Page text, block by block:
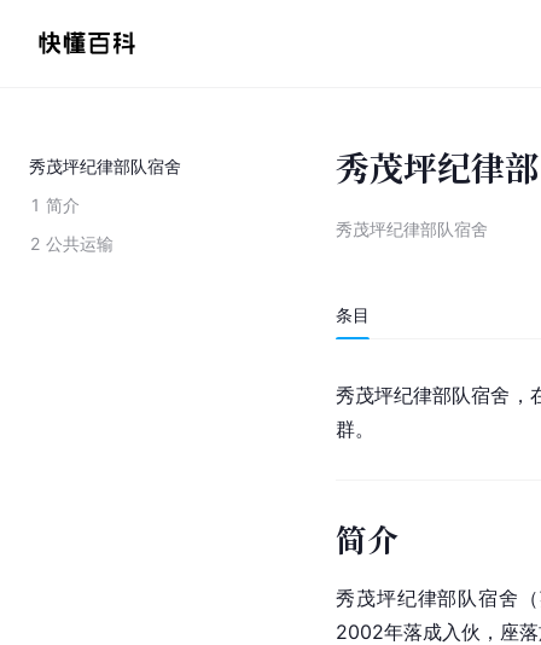
秀茂坪纪律部队宿舍
1 简介
2 公共运输
秀茂坪纪律
秀茂坪纪律部队宿舍
条目
秀茂坪纪律部队宿舍，
群。
简介
秀茂坪纪律部队宿舍
2002年落成入伙，座